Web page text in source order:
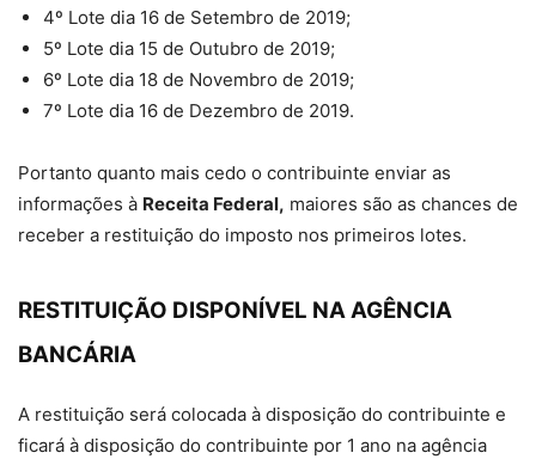
4º Lote dia 16 de Setembro de 2019;
5º Lote dia 15 de Outubro de 2019;
6º Lote dia 18 de Novembro de 2019;
7º Lote dia 16 de Dezembro de 2019.
Portanto quanto mais cedo o contribuinte enviar as
informações à Receita Federal, maiores são as chances de
receber a restituição do imposto nos primeiros lotes.
RESTITUIÇÃO DISPONÍVEL NA AGÊNCIA
BANCÁRIA
A restituição será colocada à disposição do contribuinte e
ficará à disposição do contribuinte por 1 ano na agência